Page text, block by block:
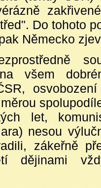
Do tohoto
Německo
všem
let,
nesou
zákeřně
dějinami